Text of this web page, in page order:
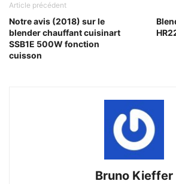
Article précédent
Notre avis (2018) sur le
blender chauffant cuisinart
SSB1E 500W fonction
cuisson
Bruno Kieffer